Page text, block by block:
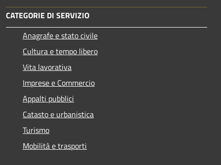
CATEGORIE DI SERVIZIO
Anagrafe e stato civile
Cultura e tempo libero
Vita lavorativa
Imprese e Commercio
Appalti pubblici
Catasto e urbanistica
Turismo
Mobilità e trasporti